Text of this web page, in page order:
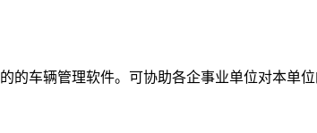
的车辆管理软件。可协助各企事业单位对本单